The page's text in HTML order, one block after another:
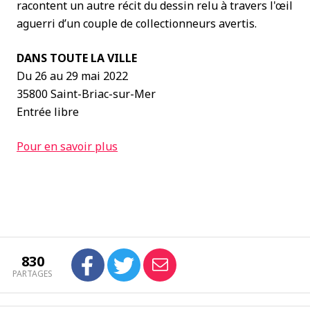
racontent un autre récit du dessin relu à travers l'œil
aguerri d’un couple de collectionneurs avertis.
DANS TOUTE LA VILLE
Du 26 au 29 mai 2022
35800 Saint-Briac-sur-Mer
Entrée libre
Pour en savoir plus
830
PARTAGES